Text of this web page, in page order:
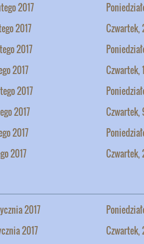
2017
2017
Czwartek,
2017
2017
Czwartek,
2017
2017
Czwartek,
2017
2017
Czwartek,
2017
2017
Czwartek,